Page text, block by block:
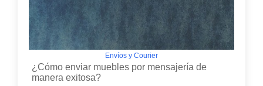
Envíos y Courier
¿Cómo enviar muebles por mensajería de
manera exitosa?